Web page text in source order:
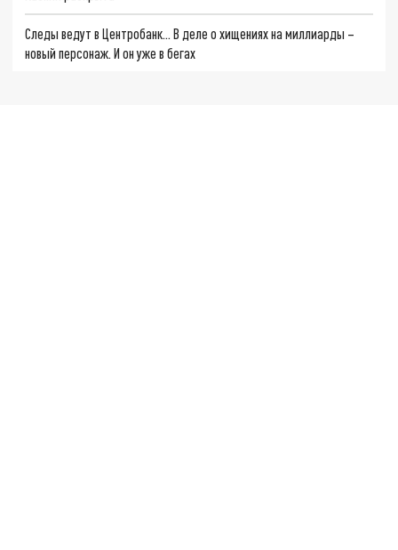
Следы ведут в Центробанк… В деле о хищениях на миллиарды –
новый персонаж. И он уже в бегах